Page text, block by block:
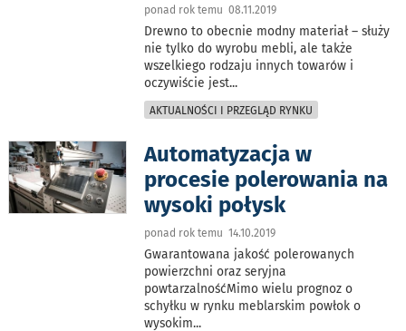
ponad rok temu 08.11.2019
Drewno to obecnie modny materiał – służy
nie tylko do wyrobu mebli, ale także
wszelkiego rodzaju innych towarów i
oczywiście jest...
AKTUALNOŚCI I PRZEGLĄD RYNKU
Automatyzacja w
procesie polerowania na
wysoki połysk
ponad rok temu 14.10.2019
Gwarantowana jakość polerowanych
powierzchni oraz seryjna
powtarzalnośćMimo wielu prognoz o
schyłku w rynku meblarskim powłok o
wysokim...